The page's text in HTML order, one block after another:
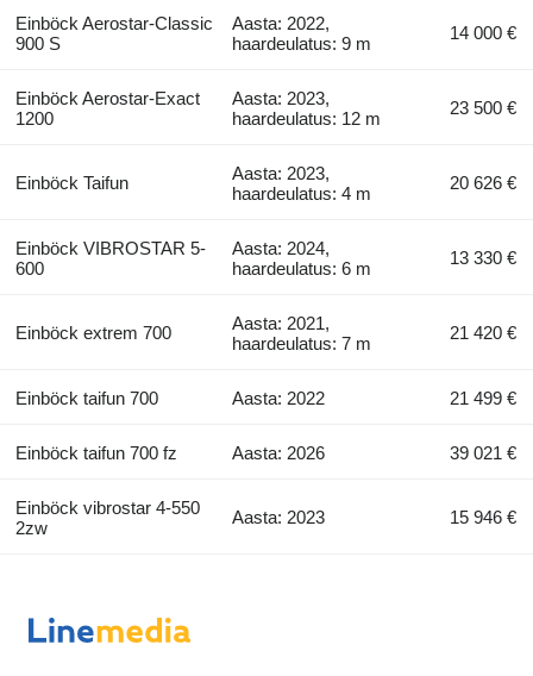
Einböck Aerostar-Classic
900 S
Aasta: 2022,
haardeulatus: 9 m
14 000 €
Einböck Aerostar-Exact
1200
Aasta: 2023,
haardeulatus: 12 m
23 500 €
Einböck Taifun
Aasta: 2023,
haardeulatus: 4 m
20 626 €
Einböck VIBROSTAR 5-
600
Aasta: 2024,
haardeulatus: 6 m
13 330 €
Einböck extrem 700
Aasta: 2021,
haardeulatus: 7 m
21 420 €
Einböck taifun 700 Aasta: 2022 21 499 €
Einböck taifun 700 fz Aasta: 2026 39 021 €
Einböck vibrostar 4-550
2zw
Aasta: 2023 15 946 €